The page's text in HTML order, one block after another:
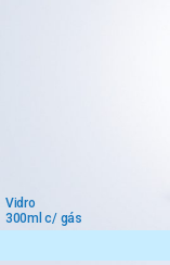
Vidro
300ml c/ gás